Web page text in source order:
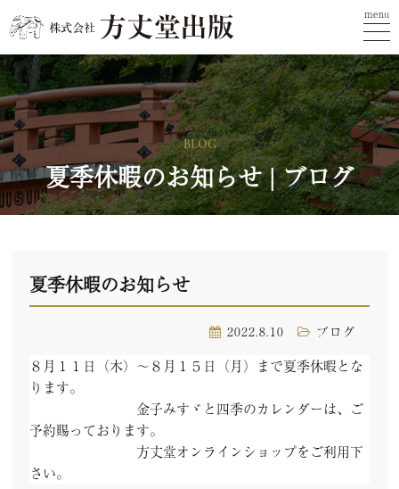
menu
BLOG
夏季休暇のお知らせ | ブログ
夏季休暇のお知らせ
2022.8.10 ブログ
８月１１日（木）～８月１５日（月）まで夏季休暇とな
ります。
金子みすゞと四季のカレンダーは、ご
予約賜っております。
方丈堂オンラインショップをご利用下
さい。